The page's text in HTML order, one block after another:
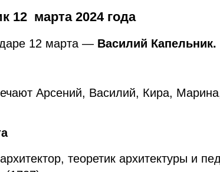
12 марта 2024 года
12 марта — Василий Капельник.
Арсений, Василий, Кира,
теоретик архитектуры и